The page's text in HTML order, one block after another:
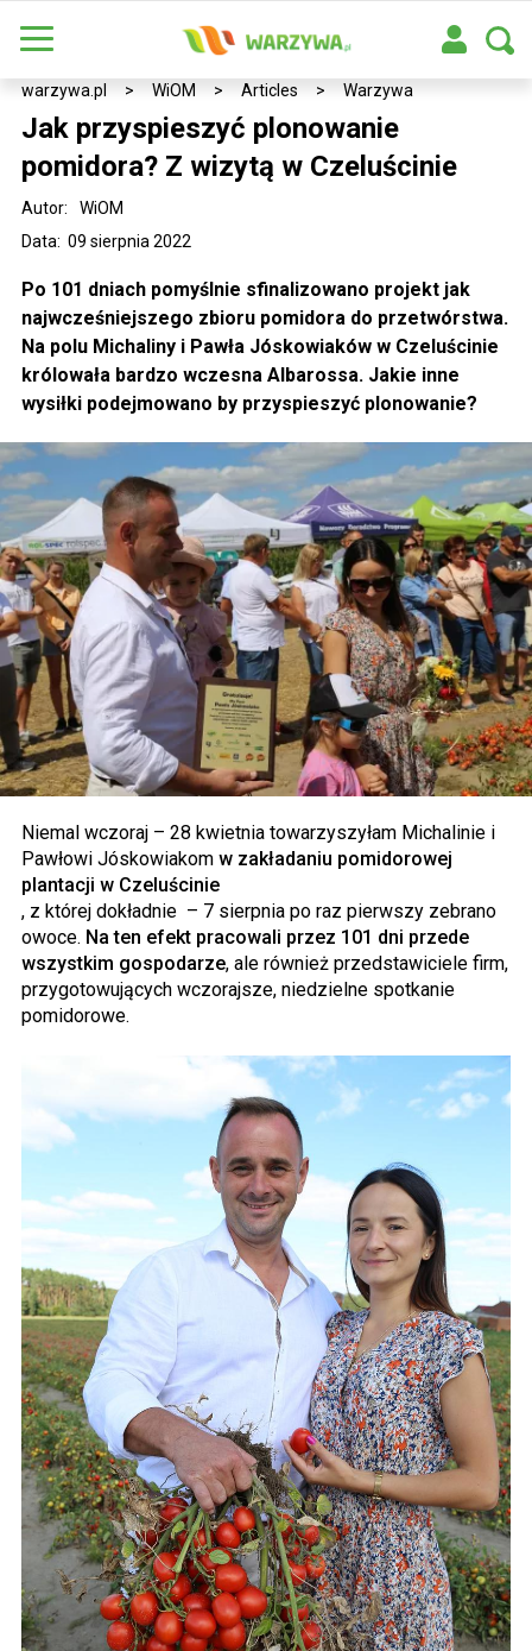
warzywa.pl > WiOM > Articles > Warzywa
Jak przyspieszyć plonowanie
pomidora? Z wizytą w Czeluścinie
Data: 09 sierpnia 2022
Autor: WiOM
Po 101 dniach pomyślnie sfinalizowano projekt jak
najwcześniejszego zbioru pomidora do przetwórstwa.
Na polu Michaliny i Pawła Jóskowiaków w Czeluścinie
królowała bardzo wczesna Albarossa. Jakie inne
wysiłki podejmowano by przyspieszyć plonowanie?
Niemal wczoraj – 28 kwietnia towarzyszyłam Michalinie i
Pawłowi Jóskowiakom w zakładaniu pomidorowej
plantacji w Czeluścinie
, z której dokładnie – 7 sierpnia po raz pierwszy zebrano
owoce. Na ten efekt pracowali przez 101 dni przede
wszystkim gospodarze, ale również przedstawiciele firm,
przygotowujących wczorajsze, niedzielne spotkanie
pomidorowe.